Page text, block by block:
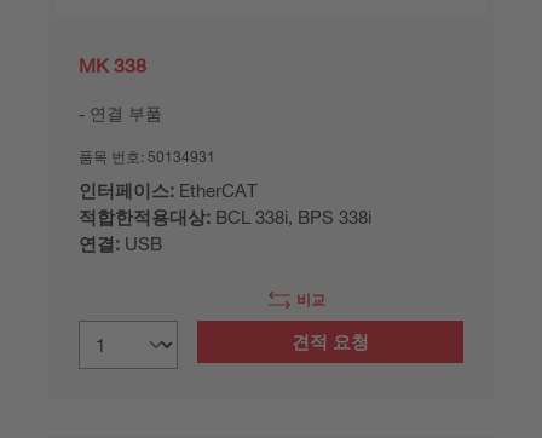
MK 338
연결 부품
품목 번호: 50134931
인터페이스: EtherCAT
적합한적용대상: BCL 338i, BPS 338i
연결: USB
비교
견적 요청